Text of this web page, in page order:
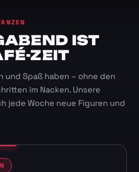
IST
ZEIT
und Spaß haben – ohne den
im Nacken. Unsere
jede Woche neue Figuren und